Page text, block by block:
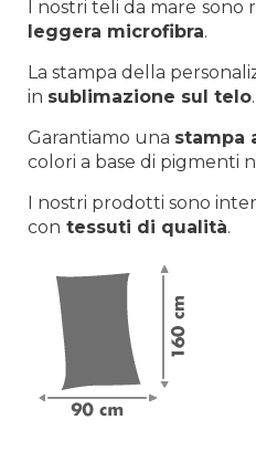
I nostri teli da mare sono
leggera microfibra.
La stampa della
in sublimazione sul telo.
Garantiamo una stampa
colori a base di pigmenti
I nostri prodotti sono
con tessuti di qualità.